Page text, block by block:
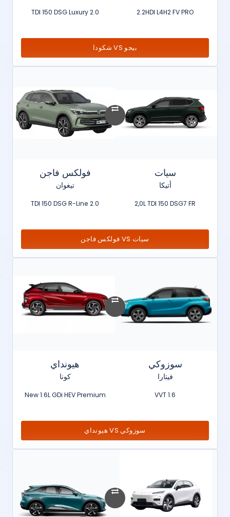
2.2HDI L4H2 FV PRO
2.0 TDI 150 DSG Luxury
بيجو VS شكودا
سيات
أتيكا
2,0L TDI 150 DSG7 FR
فولكس فاجن
تيغوان
2.0 TDI 150 DSG R-Line
سيات VS فولكس فاجن
سوزوكي
فيتارا
1.6 VVT
هيونداي
كونا
New 1.6L GDi HEV Premium
سوزوكي VS هيونداي